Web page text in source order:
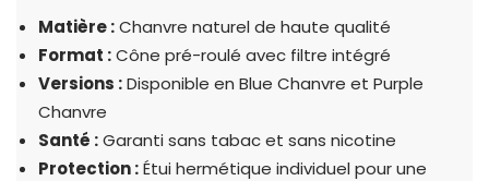
Matière :Chanvre naturel de haute qualité
Format :Cône pré-roulé avec filtre intégré
Versions :Disponible en Blue Chanvre et Purple
Chanvre
Santé :Garanti sans tabac et sans nicotine
Protection :Étui hermétique individuel pour une